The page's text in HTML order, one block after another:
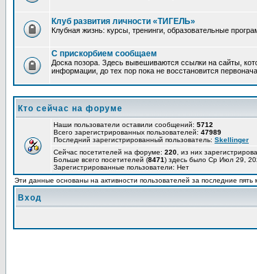
Клуб развития личности «ТИГЕЛЬ»
Клубная жизнь: курсы, тренинги, образовательные
С прискорбием сообщаем
Доска позора. Здесь вывешиваются ссылки на сайты,
информации, до тех пор пока не восстановится
Кто сейчас на форуме
Наши пользователи оставили сообщений: 5712
Всего зарегистрированных пользователей: 47989
Последний зарегистрированный пользователь: Skellinger
Сейчас посетителей на форуме: 220 , из них
Больше всего посетителей (8471) здесь было Ср Июл 29,
Зарегистрированные пользователи: Нет
Эти данные основаны на активности пользователей за последние пять
Вход